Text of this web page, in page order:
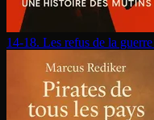
14-18. Les refus de la guerre